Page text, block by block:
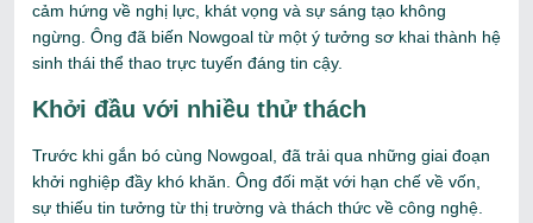
cảm hứng về nghị lực, khát vọng và sự sáng tạo không
ngừng. Ông đã biến Nowgoal từ một ý tưởng sơ khai thành hệ
sinh thái thể thao trực tuyến đáng tin cậy.
Khởi đầu với nhiều thử thách
Trước khi gắn bó cùng Nowgoal, đã trải qua những giai đoạn
khởi nghiệp đầy khó khăn. Ông đối mặt với hạn chế về vốn,
sự thiếu tin tưởng từ thị trường và thách thức về công nghệ.